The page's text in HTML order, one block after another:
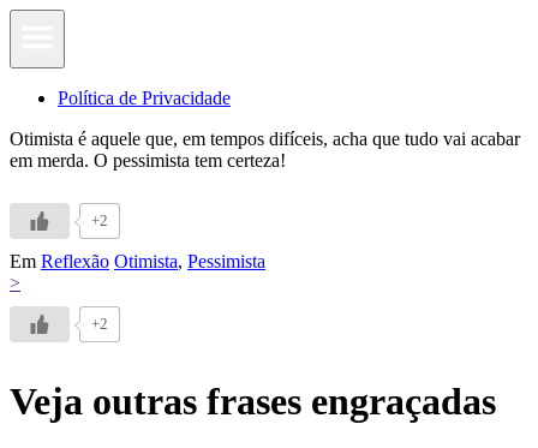
Política de Privacidade
Otimista é aquele que, em tempos difíceis, acha que tudo vai acabar
em merda. O pessimista tem certeza!
+2
Em Reflexão Otimista, Pessimista
>
+2
Veja outras frases engraçadas